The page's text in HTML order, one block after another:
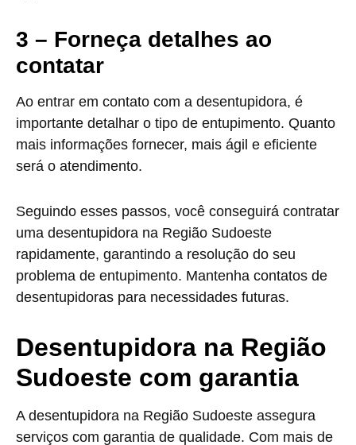
3 – Forneça detalhes ao
contatar
Ao entrar em contato com a desentupidora, é
importante detalhar o tipo de entupimento. Quanto
mais informações fornecer, mais ágil e eficiente
será o atendimento.
Seguindo esses passos, você conseguirá contratar
uma desentupidora na Região Sudoeste
rapidamente, garantindo a resolução do seu
problema de entupimento. Mantenha contatos de
desentupidoras para necessidades futuras.
Desentupidora na Região
Sudoeste com garantia
A desentupidora na Região Sudoeste assegura
serviços com garantia de qualidade. Com mais de